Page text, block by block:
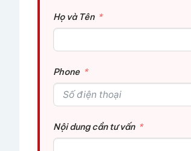
Họ và Tên
Phone
Nội dung cần tư vấn